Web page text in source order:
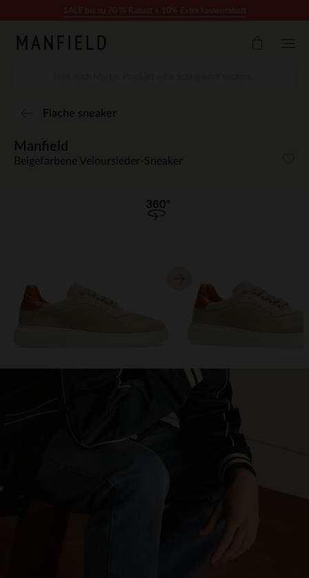
Flache sneaker
Manfield
Beigefarbene Veloursleder-Sneaker